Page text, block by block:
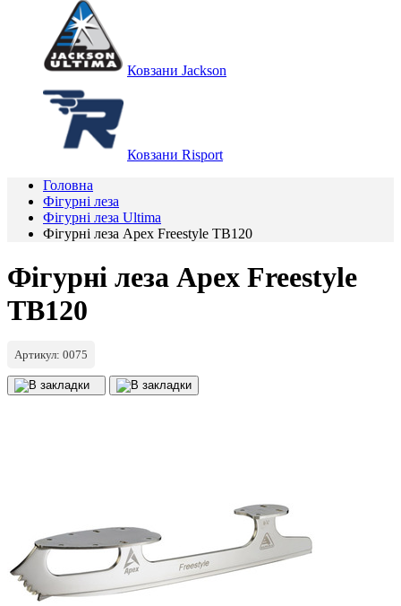
Ковзани Jackson
Ковзани Risport
Головна
Фігурні леза
Фігурні леза Ultima
Фігурні леза Apex Freestyle TB120
Фігурні леза Apex Freestyle
TB120
Артикул: 0075